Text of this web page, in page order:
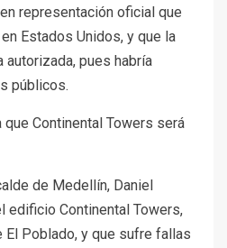
representación oficial que
Estados Unidos, y que la
pues habría
públicos.
que Continental Towers será
de Medellín, Daniel
edificio Continental Towers,
Poblado, y que sufre fallas